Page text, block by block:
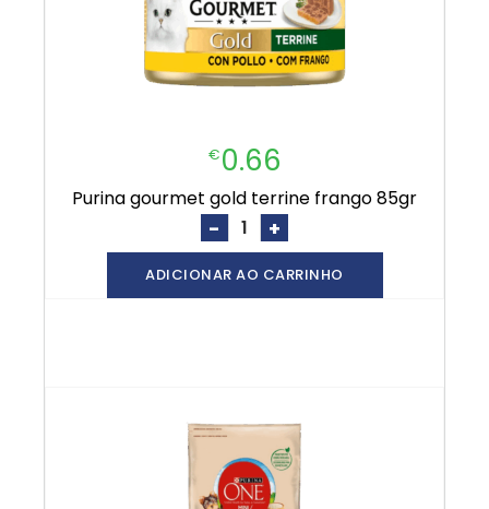
€0.66
purina gourmet gold terrine frango 85gr
- +
ADICIONAR AO CARRINHO